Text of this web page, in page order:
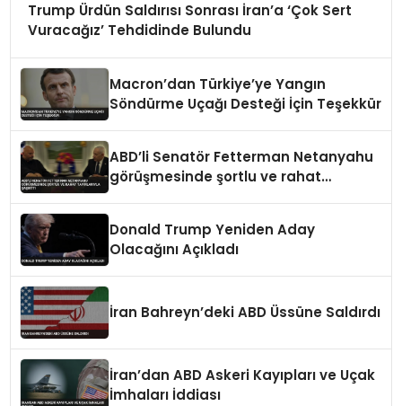
Trump Ürdün Saldırısı Sonrası İran’a ‘Çok Sert
Vuracağız’ Tehdidinde Bulundu
Macron’dan Türkiye’ye Yangın
Söndürme Uçağı Desteği İçin Teşekkür
ABD’li Senatör Fetterman Netanyahu
görüşmesinde şortlu ve rahat
Donald Trump Yeniden Aday
Olacağını Açıkladı
İran Bahreyn’deki ABD Üssüne Saldırdı
İran’dan ABD Askeri Kayıpları ve Uçak
İmhaları İddiası